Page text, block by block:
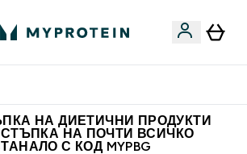
НА ДИЕТИЧНИ ПРОДУКТИ
НА ПОЧТИ ВСИЧКО
С КОД MYPBG